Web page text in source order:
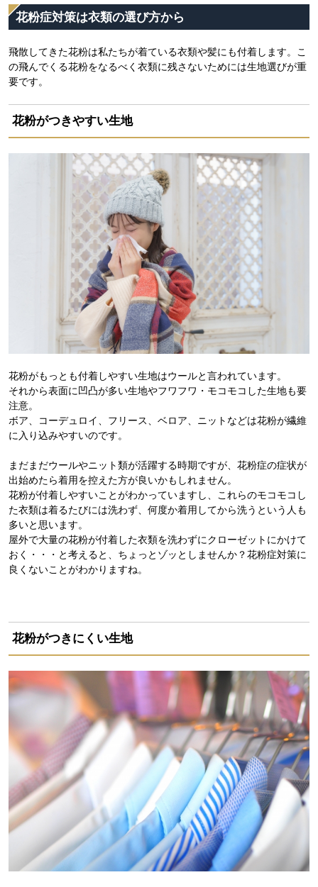
花粉症対策は衣類の選び方から
飛散してきた花粉は私たちが着ている衣類や髪にも付着します。こ
の飛んでくる花粉をなるべく衣類に残さないためには生地選びが重
要です。
花粉がつきやすい生地
花粉がもっとも付着しやすい生地はウールと言われています。
それから表面に凹凸が多い生地やフワフワ・モコモコした生地も要
注意。
ボア、コーデュロイ、フリース、ベロア、ニットなどは花粉が繊維
に入り込みやすいのです。
まだまだウールやニット類が活躍する時期ですが、花粉症の症状が
出始めたら着用を控えた方が良いかもしれません。
花粉が付着しやすいことがわかっていますし、これらのモコモコし
た衣類は着るたびには洗わず、何度か着用してから洗うという人も
多いと思います。
屋外で大量の花粉が付着した衣類を洗わずにクローゼットにかけて
おく・・・と考えると、ちょっとゾッとしませんか？花粉症対策に
良くないことがわかりますね。
花粉がつきにくい生地